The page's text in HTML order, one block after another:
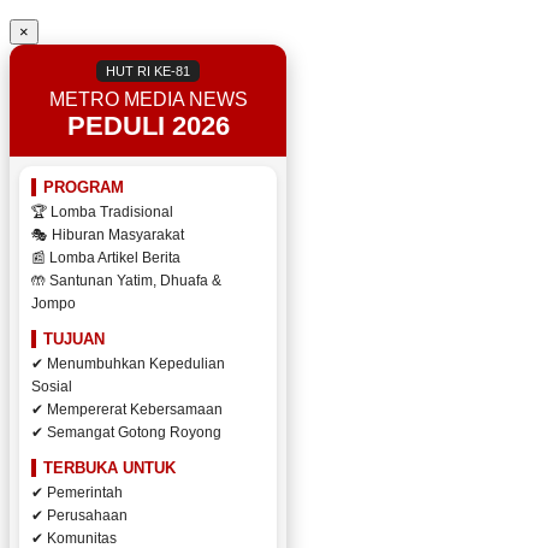
×
HUT RI KE-81
METRO MEDIA NEWS
PEDULI 2026
PROGRAM
🏆 Lomba Tradisional
🎭 Hiburan Masyarakat
📰 Lomba Artikel Berita
🤲 Santunan Yatim, Dhuafa &
Jompo
TUJUAN
✔ Menumbuhkan Kepedulian
Sosial
✔ Mempererat Kebersamaan
✔ Semangat Gotong Royong
TERBUKA UNTUK
✔ Pemerintah
✔ Perusahaan
✔ Komunitas